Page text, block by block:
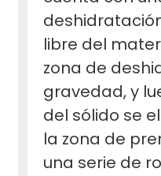
libre del
zona de
gravedad, y
del sólido se
la zona de
una serie de